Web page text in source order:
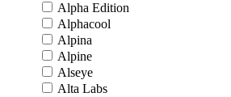
Alpha Edition
Alphacool
Alpina
Alpine
Alseye
Alta Labs